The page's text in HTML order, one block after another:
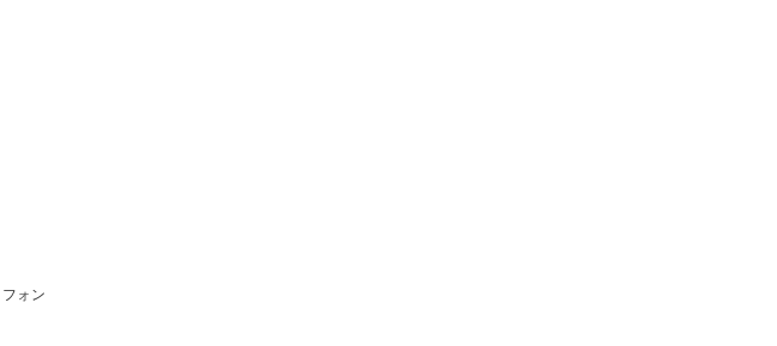
ォン